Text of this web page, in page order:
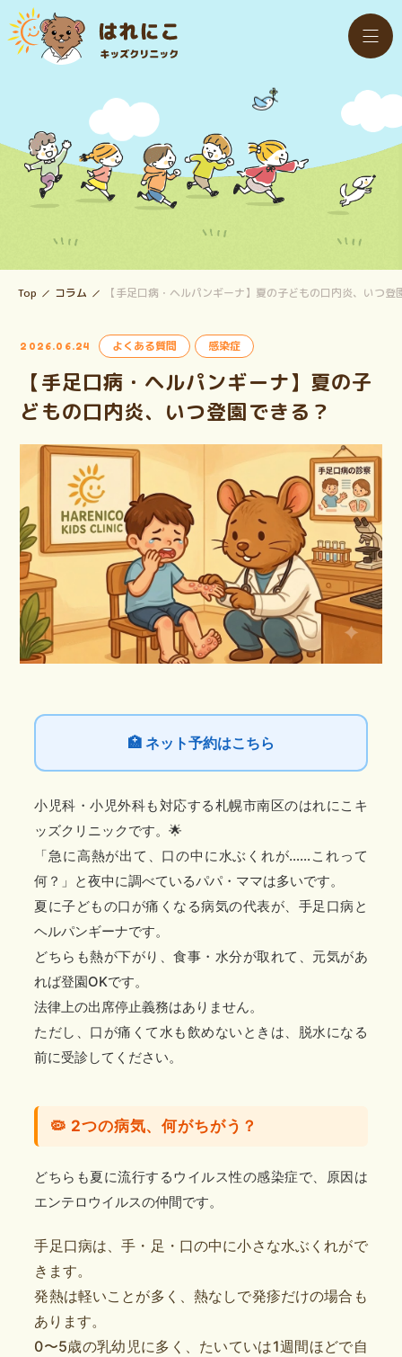
Top コラム 【手足口病・ヘルパンギーナ】夏の子どもの口内炎、いつ登
2026.06.24 よくある質問 感染症
【手足口病・ヘルパンギーナ】夏の子
どもの口内炎、いつ登園できる？
🏥 ネット予約はこちら
小児科・小児外科も対応する札幌市南区のはれにこキ
ッズクリニックです。🌟
「急に高熱が出て、口の中に水ぶくれが……これって
何？」と夜中に調べているパパ・ママは多いです。
夏に子どもの口が痛くなる病気の代表が、 手足口病 と
ヘルパンギーナです。
どちらも熱が下がり、食事・水分が取れて、元気があ
れば登園OKです。
法律上の出席停止義務はありません。
ただし、口が痛くて水も飲めないときは、脱水になる
前に受診してください。
🦠 2つの病気、何がちがう？
どちらも夏に流行するウイルス性の感染症で、原因は
エンテロウイルスの仲間です。
手足口病は、手・足・口の中に小さな水ぶくれがで
きます。
発熱は軽いことが多く、熱なしで発疹だけの場合も
あります。
0〜5歳の乳幼児に多く、たいていは1週間ほどで自